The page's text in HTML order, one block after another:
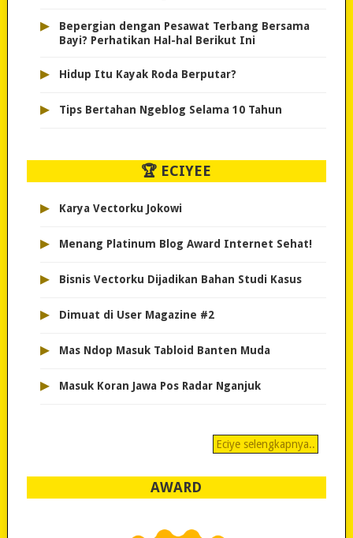
▸
Bepergian dengan Pesawat Terbang Bersama
Bayi? Perhatikan Hal-hal Berikut Ini
▸ Hidup Itu Kayak Roda Berputar?
▸ Tips Bertahan Ngeblog Selama 10 Tahun
🏆 ECIYEE
▸ Karya Vectorku Jokowi
▸ Menang Platinum Blog Award Internet Sehat!
▸ Bisnis Vectorku Dijadikan Bahan Studi Kasus
▸ Dimuat di User Magazine #2
▸ Mas Ndop Masuk Tabloid Banten Muda
▸ Masuk Koran Jawa Pos Radar Nganjuk
Eciye selengkapnya..
AWARD